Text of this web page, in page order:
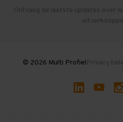
Gebruikte entresolvloeren
Ontvang de laatste updates over
© 2026 Multi ProfielPrivacy